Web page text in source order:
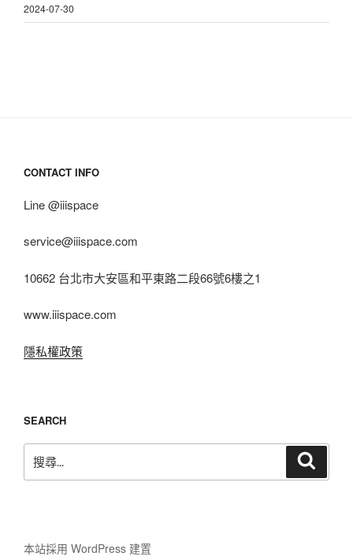
2024-07-30
CONTACT INFO
Line @iiispace
service@iiispace.com
10662 台北市大安區和平東路二段66號6樓之1
www.iiispace.com
隱私權政策
SEARCH
尋
本站採用 WordPress 建置